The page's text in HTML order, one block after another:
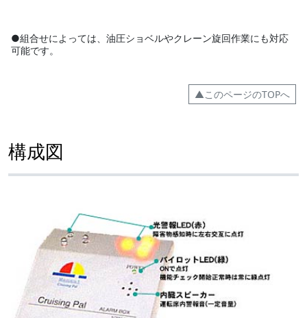
●組合せによっては、油圧ショベルやクレーン旋回作業にも対応
可能です。
▲このページのTOPへ
構成図